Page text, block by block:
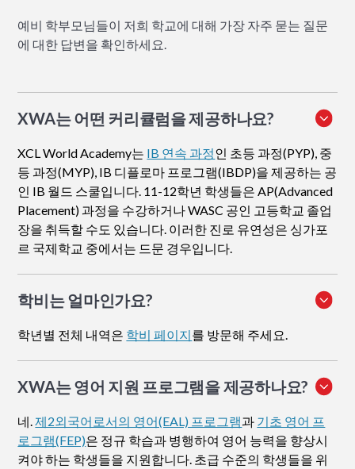
예비 학부모님들이 저희 학교에 대해 가장 자주 묻는 질문
에 대한 답변을 확인하세요.
XWA는 어떤 커리큘럼을 제공하나요?
XCL World Academy는 IB 연속 과정인 초등 과정(PYP), 중
등 과정(MYP), IB 디플로마 프로그램(IBDP)을 제공하는 공
인 IB 월드 스쿨입니다. 11-12학년 학생들은 AP(Advanced
Placement) 과정을 수강하거나 WASC 공인 고등학교 졸업
장을 취득할 수도 있습니다. 이러한 진로 유연성은 싱가포
르 국제학교 중에서는 드문 경우입니다.
학비는 얼마인가요?
학년별 전체 내역은 학비 페이지를 방문해 주세요.
XWA는 영어 지원 프로그램을 제공하나요?
네.제2외국어로서의 영어(EAL) 프로그램과 기초 영어 프
로그램(FEP)은 정규 학습과 병행하여 영어 능력을 향상시
켜야 하는 학생들을 지원합니다. 초급 수준의 학생들을 위